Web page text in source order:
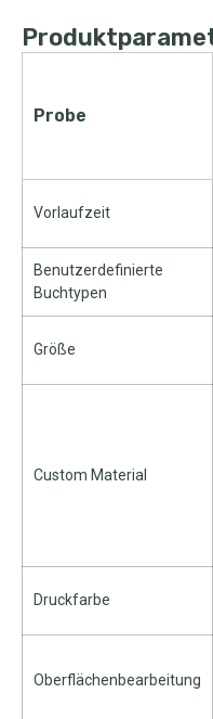
Probe
Vorlaufzeit
Benutzerdefinierte
Buchtypen
Größe
Custom Material
Druckfarbe
Oberflächenbearbeitung